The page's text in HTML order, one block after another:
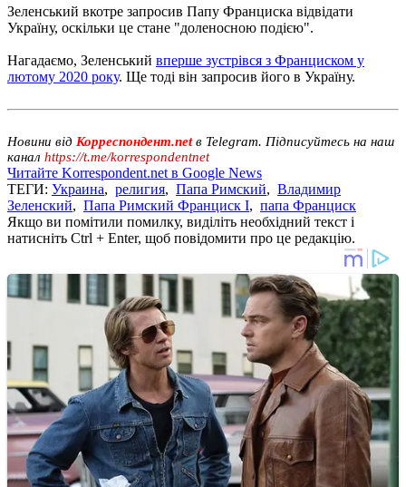
Зеленський вкотре запросив Папу Франциска відвідати
Україну, оскільки це стане "доленосною подією".
Нагадаємо, Зеленський вперше зустрівся з Франциском у
лютому 2020 року. Ще тоді він запросив його в Україну.
Новини від Корреспондент.netв Telegram. Підписуйтесь на наш
канал https://t.me/korrespondentnet
Читайте Korrespondent.net в Google News
ТЕГИ: Украина, религия, Папа Римский, Владимир
Зеленский, Папа Римский Франциск I, папа Франциск
Якщо ви помітили помилку, виділіть необхідний текст і
натисніть Ctrl + Enter, щоб повідомити про це редакцію.